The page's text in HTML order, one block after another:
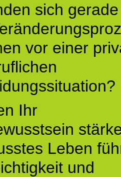
sich
vor einer
Ihr
Leben
und